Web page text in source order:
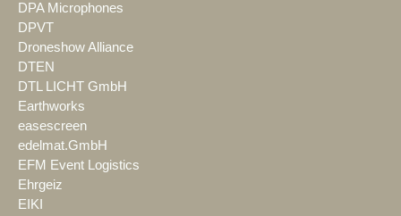
DPA Microphones
DPVT
Droneshow Alliance
DTEN
DTL LICHT GmbH
Earthworks
easescreen
edelmat.GmbH
EFM Event Logistics
Ehrgeiz
EIKI